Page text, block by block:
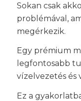
Sokan csak
problémával,
megérkezik.
Egy prémium
legfontosabb
vízelvezetés és
Ez a